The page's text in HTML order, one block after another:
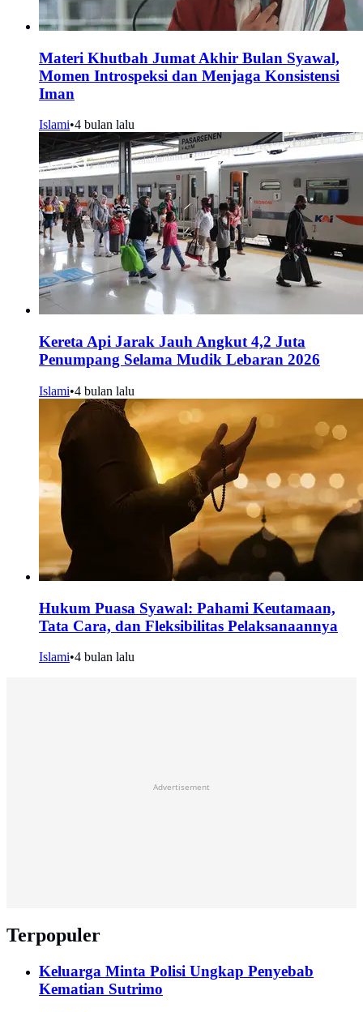
Materi Khutbah Jumat Akhir Bulan Syawal,
Momen Introspeksi dan Menjaga Konsistensi
Iman
Islami•4 bulan lalu
Kereta Api Jarak Jauh Angkut 4,2 Juta
Penumpang Selama Mudik Lebaran 2026
Islami•4 bulan lalu
Hukum Puasa Syawal: Pahami Keutamaan,
Tata Cara, dan Fleksibilitas Pelaksanaannya
Islami•4 bulan lalu
Advertisement
Terpopuler
Keluarga Minta Polisi Ungkap Penyebab
Kematian Sutrimo